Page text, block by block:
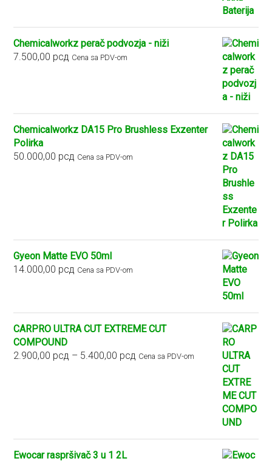
Chemicalworkz perač podvozja - niži
7.500,00 рсд Cena sa PDV-om
Chemicalworkz DA15 Pro Brushless Exzenter
Polirka
50.000,00 рсд Cena sa PDV-om
Gyeon Matte EVO 50ml
14.000,00 рсд Cena sa PDV-om
CARPRO ULTRA CUT EXTREME CUT
COMPOUND
2.900,00 рсд – 5.400,00 рсд Raspon
Cena sa PDV-om
Ewocar raspršivač 3 u 1 2L